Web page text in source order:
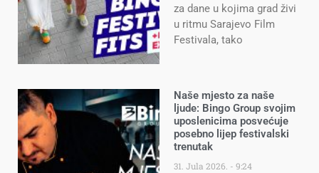
za dane u kojima grad živi
u ritmu Sarajevo Film
Festivala, tako
Naše mjesto za naše
ljude: Bingo Group svojim
uposlenicima posvećuje
posebno lijep festivalski
trenutak
31. Jula 2026. 9:24